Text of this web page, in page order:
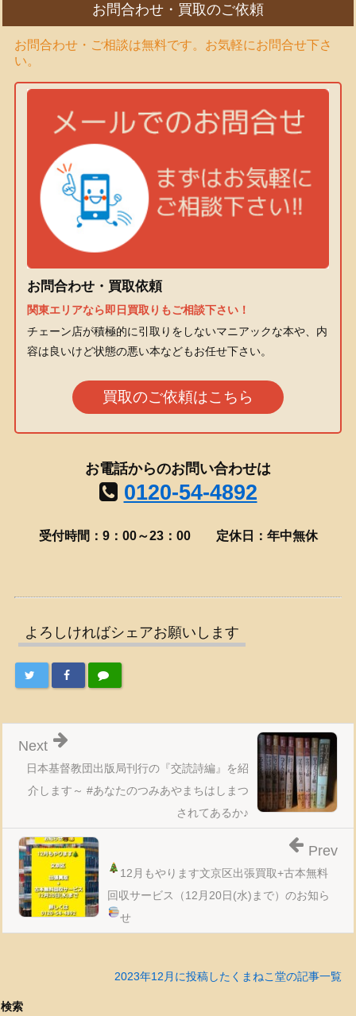
お問合わせ・買取のご依頼
お問合わせ・ご相談は無料です。お気軽にお問合せ下さ
い。
お問合わせ・買取依頼
関東エリアなら即日買取りもご相談下さい！
チェーン店が積極的に引取りをしないマニアックな本や、内
容は良いけど状態の悪い本などもお任せ下さい。
買取のご依頼はこちら
お電話からのお問い合わせは
0120-54-4892
受付時間：9：00～23：00 定休日：年中無休
よろしければシェアお願いします
日本基督教団出版局刊行の『交読詩編』を紹
介します～ #あなたのつみあやまちはしまつ
されてあるか♪
Next
12月もやります文京区出張買取+古本無料
回収サービス（12月20日(水)まで）のお知ら
せ
Prev
2023年12月に投稿したくまねこ堂の記事一覧
検索